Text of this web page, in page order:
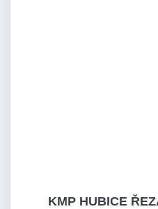
KMP HUBICE